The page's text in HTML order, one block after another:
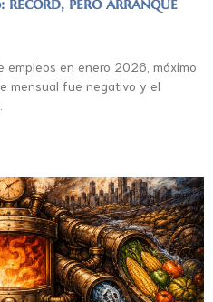
empleos en enero 2026, máximo
mensual fue negativo y el